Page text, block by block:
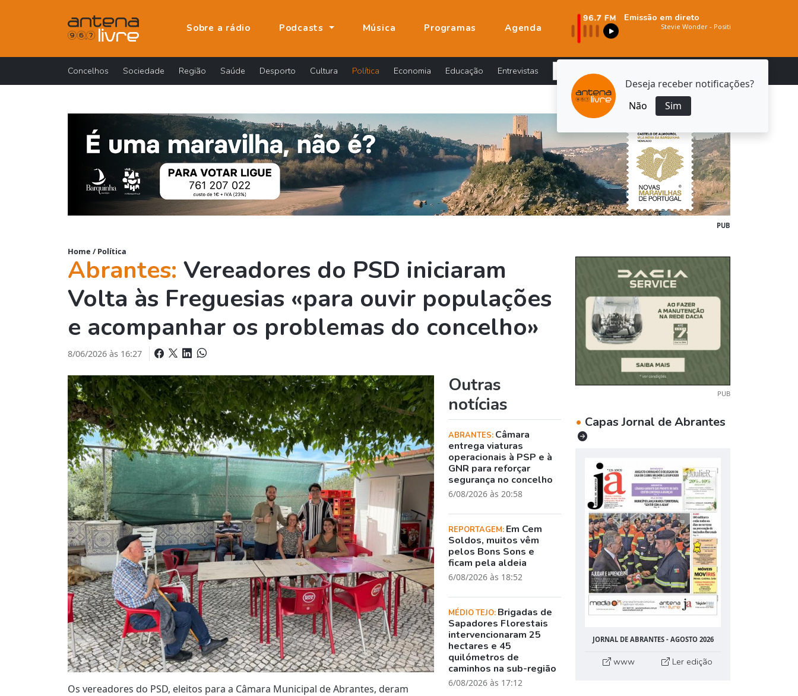
Deseja receber notificações?
Não
Sim
Sobre a rádio Podcasts Música Programas Agenda
Emissão em direto
Concelhos Sociedade Região Saúde Desporto Cultura Política Economia Educação Entrevistas
PUB
Home / Política
Abrantes: Vereadores do PSD iniciaram
Volta às Freguesias «para ouvir populações
e acompanhar os problemas do concelho»
8/06/2026 às 16:27
Os vereadores do PSD, eleitos para a Câmara Municipal de Abrantes, deram
Outras
notícias
ABRANTES: Câmara
entrega viaturas
operacionais à PSP e à
GNR para reforçar
segurança no concelho
6/08/2026 às 20:58
REPORTAGEM: Em Cem
Soldos, muitos vêm
pelos Bons Sons e
ficam pela aldeia
6/08/2026 às 18:52
MÉDIO TEJO: Brigadas de
Sapadores Florestais
intervencionaram 25
hectares e 45
quilómetros de
caminhos na sub-região
6/08/2026 às 17:12
PUB
• Capas Jornal de Abrantes
JORNAL DE ABRANTES - AGOSTO 2026
www Ler edição